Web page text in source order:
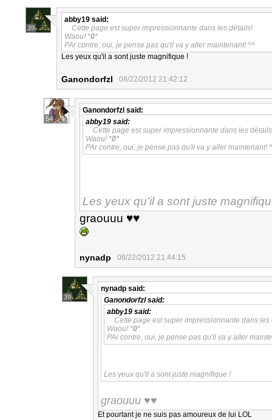
39
abby19 said:
Cette page est super impressionnante dans les détails!
Waou! *0*
PAr contre, oui, je pense pas qu'il va y aller maintenant! ^^
Les yeux qu'il a sont juste magnifique !
Ganondorfzl 08/22/2012 21:42:12
54
Ganondorfzl said:
abby19 said:
Cette page est super impressionnante dans les
Waou! *0*
PAr contre, oui, je pense pas qu'il va y aller maintenant!
Les yeux qu'il a sont juste
graouuu ♥♥
nynadp 08/22/2012 21:44:15
39
nynadp said:
Ganondorfzlsaid:
abby19 said:
Cette page est super impressionnante dans les
Waou! *0*
PAr contre, oui, je pense pas qu'il va y aller
Les yeux qu'il a sont juste magnifique !
graouuu ♥♥
Et pourtant je ne suis pas amoureux de lui LOL